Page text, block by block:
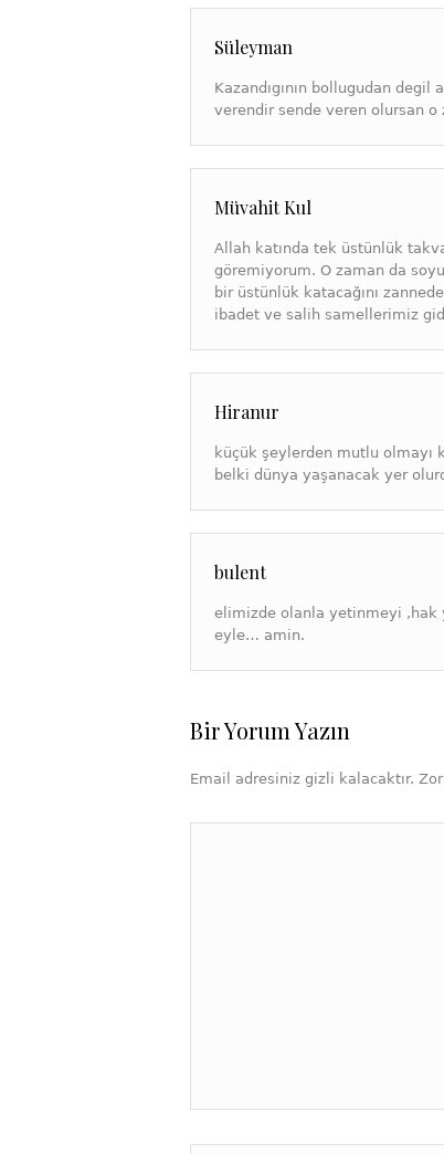
Süleyman
Kazandıgının bollugudan
verendir sende veren olursan o
Müvahit Kul
Allah katında tek üstünlük
göremiyorum. O zaman da
bir üstünlük katacağını
ibadet ve salih samellerimiz
Hiranur
küçük şeylerden mutlu olmayı
belki dünya yaşanacak yer
bulent
elimizde olanla yetinmeyi ,hak
eyle… amin.
Bir Yorum Yazın
Email adresiniz gizli kalacaktır.